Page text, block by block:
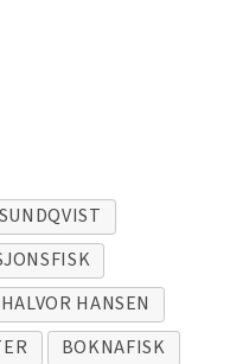
HALVOR HANSEN
BOKNAFISK